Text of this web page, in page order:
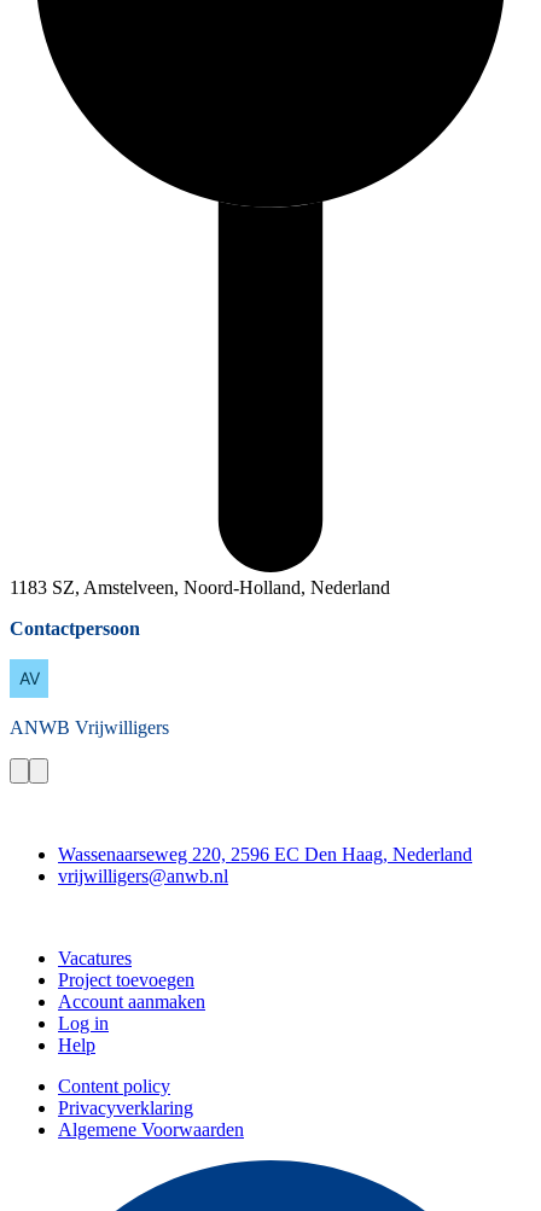
1183 SZ, Amstelveen, Noord-Holland, Nederland
Contactpersoon
ANWB Vrijwilligers
Wassenaarseweg 220, 2596 EC Den Haag, Nederland
vrijwilligers@anwb.nl
Vacatures
Project toevoegen
Account aanmaken
Log in
Help
Content policy
Privacyverklaring
Algemene Voorwaarden